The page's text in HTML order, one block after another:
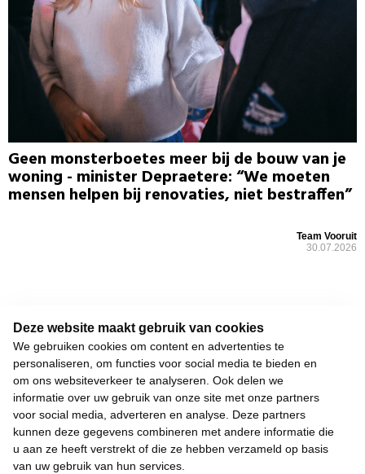
Deze website maakt gebruik van cookies
We gebruiken cookies om content en advertenties te
personaliseren, om functies voor social media te bieden en
om ons websiteverkeer te analyseren. Ook delen we
informatie over uw gebruik van onze site met onze partners
voor social media, adverteren en analyse. Deze partners
kunnen deze gegevens combineren met andere informatie die
u aan ze heeft verstrekt of die ze hebben verzameld op basis
van uw gebruik van hun services.
Geen monsterboetes meer bij de bouw van je
woning - minister Depraetere: “We moeten
mensen helpen bij renovaties, niet bestraffen”
Team Vooruit
30.07.2026
Keizerslaan 13
1000 Brussel
02 552 02 00